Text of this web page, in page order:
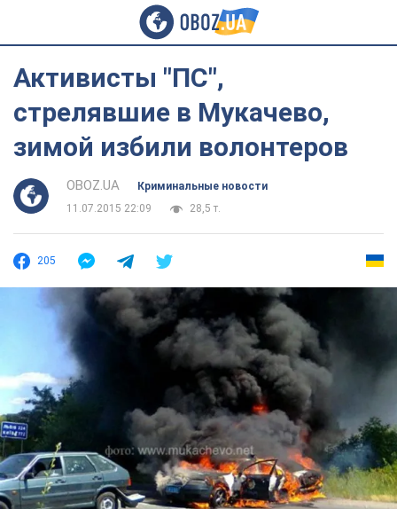
Активисты "ПС",
стрелявшие в Мукачево,
зимой избили волонтеров
OBOZ.UA
Криминальные новости
11.07.2015 22:09
28,5 т.
205